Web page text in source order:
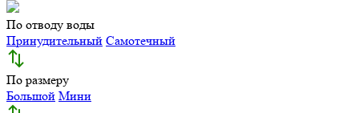
По отводу воды
Принудительный Самотечный
По размеру
Большой Мини